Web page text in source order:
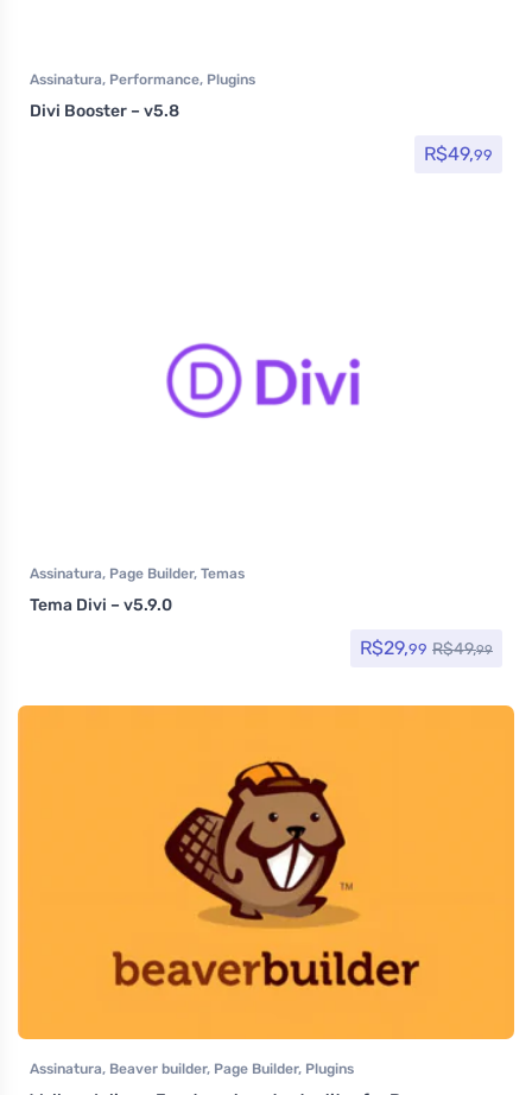
Assinatura, Performance, Plugins
Divi Booster – v5.8
R$49,99
Assinatura, Page Builder, Temas
Tema Divi – v5.9.0
R$29,99 R$49,99
Assinatura, Beaver builder, Page Builder, Plugins